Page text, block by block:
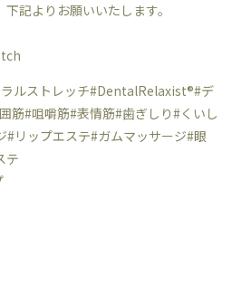
記よりお願いいたします。
ルストレッチ#DentalRelaxist®︎#デ
筋#咀嚼筋#表情筋#歯ぎしり#くいし
#リップエステ#ガムマッサージ#眼
テ